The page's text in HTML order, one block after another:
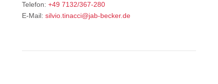
Telefon: +49 7132/367-280
E-Mail: silvio.tinacci@jab-becker.de